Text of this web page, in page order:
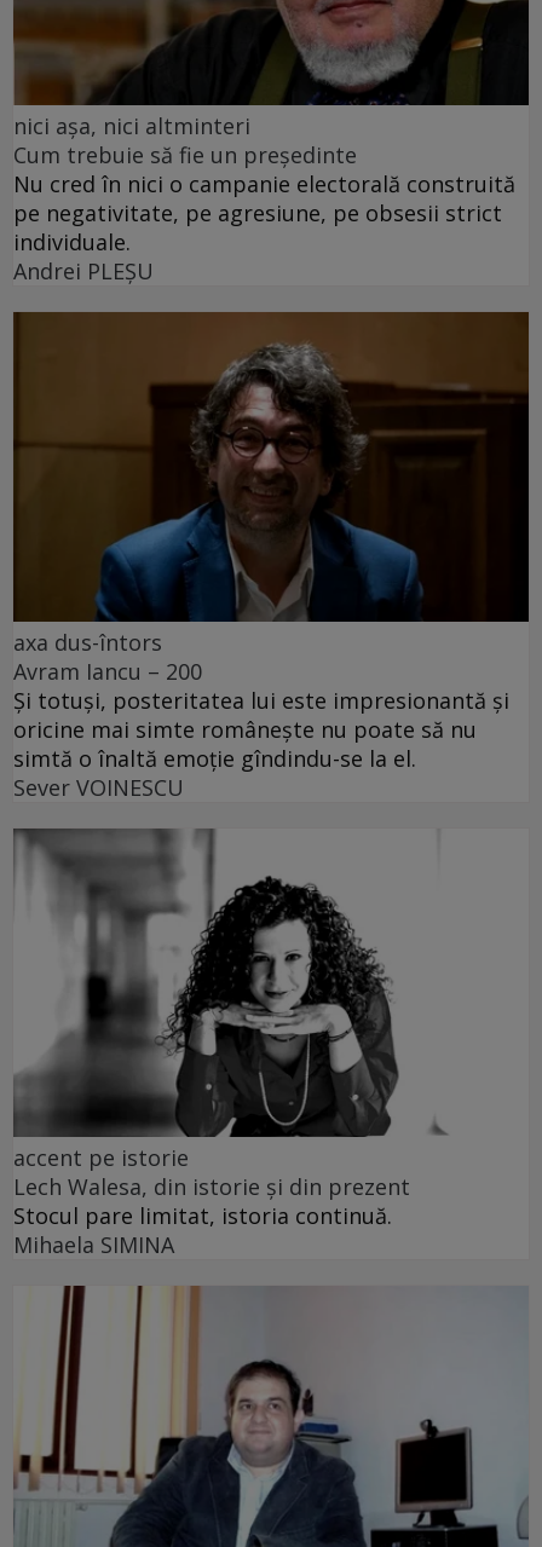
nici așa, nici altminteri
Cum trebuie să fie un președinte
Nu cred în nici o campanie electorală construită
pe negativitate, pe agresiune, pe obsesii strict
individuale.
Andrei PLEŞU
axa dus-întors
Avram Iancu – 200
Și totuși, posteritatea lui este impresionantă și
oricine mai simte românește nu poate să nu
simtă o înaltă emoție gîndindu-se la el.
Sever VOINESCU
accent pe istorie
Lech Walesa, din istorie și din prezent
Stocul pare limitat, istoria continuă.
Mihaela SIMINA